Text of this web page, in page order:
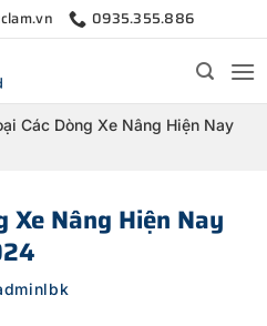
0935.355.886
Các Dòng Xe Nâng Hiện Nay
Xe Nâng Hiện Nay